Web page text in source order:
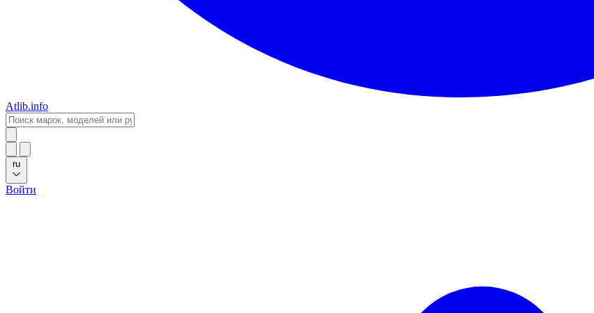
Atlib.info
ru
Войти